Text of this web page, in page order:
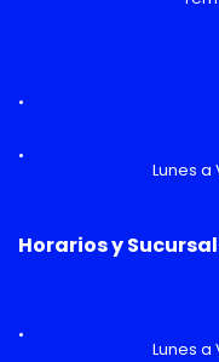
Lunes a
Horarios y
Lunes a